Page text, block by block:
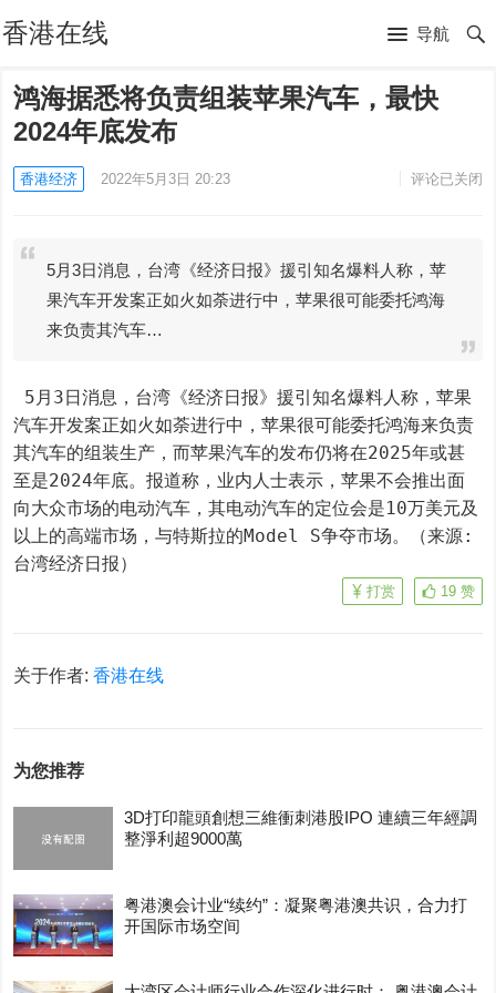
香港在线 导航
鸿海据悉将负责组装苹果汽车，最快
2024年底发布
香港经济 2022年5月3日 20:23 评论已关闭
5月3日消息，台湾《经济日报》援引知名爆料人称，苹
果汽车开发案正如火如荼进行中，苹果很可能委托鸿海
来负责其汽车…
汽车开发案正如火如荼进行中，苹果很可能委托鸿海来负责
其汽车的组装生产，而苹果汽车的发布仍将在2025年或甚
至是2024年底。报道称，业内人士表示，苹果不会推出面
向大众市场的电动汽车，其电动汽车的定位会是10万美元及
以上的高端市场，与特斯拉的Model S争夺市场。（来源:
台湾经济日报）
19 赞
打赏
关于作者:香港在线
为您推荐
3D打印龍頭創想三維衝刺港股IPO 連續三年經調
整淨利超9000萬
粤港澳会计业“续约”：凝聚粤港澳共识，合力打
开国际市场空间